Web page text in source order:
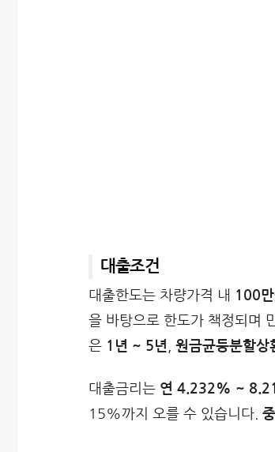
대출조건
대출한도는 차량가격 내 100
을 바탕으로 한도가 책정되며
은 1년 ~ 5년 원금균등분할상
대출금리는 연 4.232% ~
15%까지 오를 수 있습니다.